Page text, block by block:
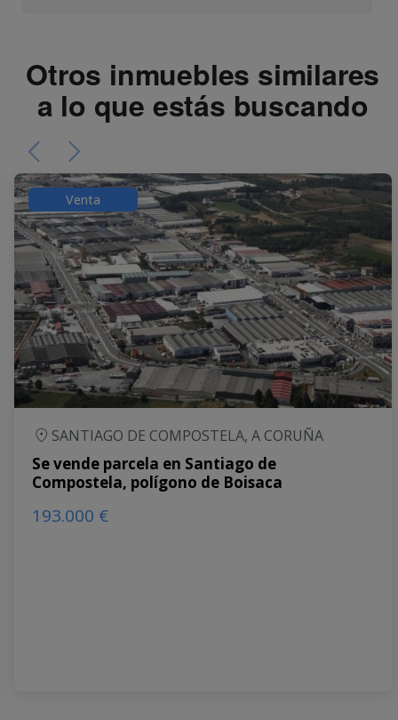
Otros inmuebles similares
a lo que estás buscando
SANTIAGO DE COMPOSTELA, A CORUÑA
Se vende parcela en Santiago de
Compostela, polígono de Boisaca
193.000 €
Venta